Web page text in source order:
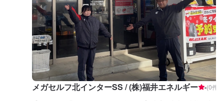
メガセルフ北インターSS / (株)福井エネルギー -(0件)